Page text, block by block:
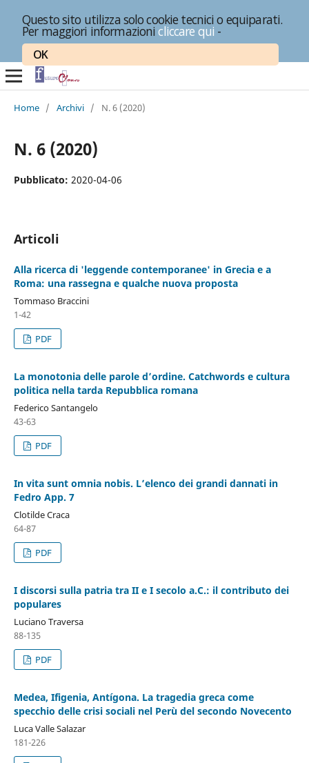
Questo sito utilizza solo cookie tecnici o equiparati.
Per maggiori informazionicliccare qui -
OK
Home / Archivi / N. 6 (2020)
N. 6 (2020)
Pubblicato: 2020-04-06
Articoli
Alla ricerca di 'leggende contemporanee' in Grecia e a
Roma: una rassegna e qualche nuova proposta
Tommaso Braccini
1-42
PDF
La monotonia delle parole d’ordine. Catchwords e cultura
politica nella tarda Repubblica romana
Federico Santangelo
43-63
PDF
In vita sunt omnia nobis. L’elenco dei grandi dannati in
Fedro App. 7
Clotilde Craca
64-87
PDF
I discorsi sulla patria tra II e I secolo a.C.: il contributo dei
populares
Luciano Traversa
88-135
PDF
Medea, Ifigenia, Antígona. La tragedia greca come
specchio delle crisi sociali nel Perù del secondo Novecento
Luca Valle Salazar
181-226